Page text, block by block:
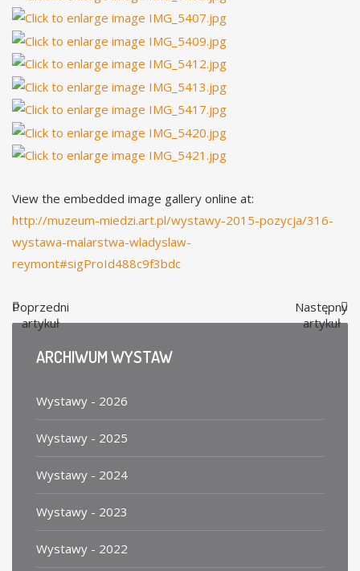
View the embedded image gallery online at:
http://muzeum-miedzi.art.pl/wystawy-2015-pozycja/316-
wystawa-malarstwa-wladyslaw-
reymont#sigProId488c9f3bdc
Poprzedni
artykuł
Następny
artykuł
ARCHIWUMWYSTAW
Wystawy - 2026
Wystawy - 2025
Wystawy - 2024
Wystawy - 2023
Wystawy - 2022